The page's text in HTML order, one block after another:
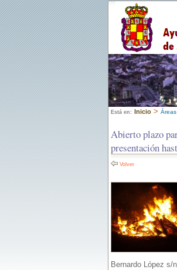
Está en: Inicio >
Abierto plazo
presentación
Volver
Bernardo López s/